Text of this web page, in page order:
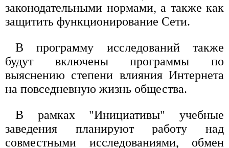
законодательными нормами, а также как
защитить функционирование Сети.
В программу исследований также
будут включены программы по
выяснению степени влияния Интернета
на повседневную жизнь общества.
В рамках "Инициативы" учебные
заведения планируют работу над
совместными исследованиями, обмен